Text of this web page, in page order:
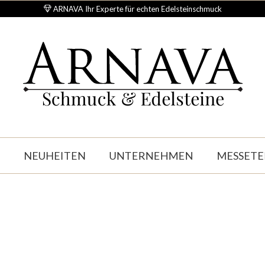
ARNAVA Ihr Experte für echten Edelsteinschmuck
Schmuck & Edelsteine
NEUHEITEN UNTERNEHMEN